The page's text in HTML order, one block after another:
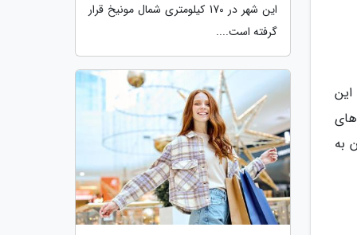
می رود. این
به
این شهر در 170 کیلومتری شمال مونیخ قرار
گرفته است....